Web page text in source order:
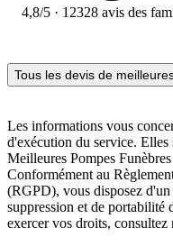
4,8/5 · 12328 avis des
Tous les devis de
Les informations vous
d'exécution du service. Elles
Meilleures Pompes
Conformément au
(RGPD), vous disposez
suppression et de portabilité
exercer vos droits, consultez